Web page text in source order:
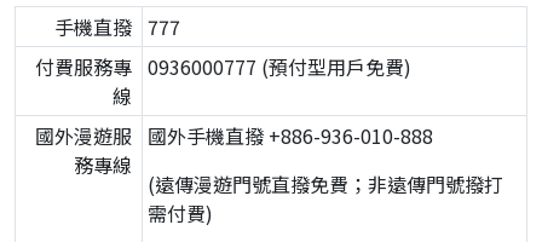
手機直撥 777
付費服務專
線
0936000777 (預付型用戶免費)
國外漫遊服
務專線
國外手機直撥 +886-936-010-888
(遠傳漫遊門號直撥免費；非遠傳門號撥打
需付費)